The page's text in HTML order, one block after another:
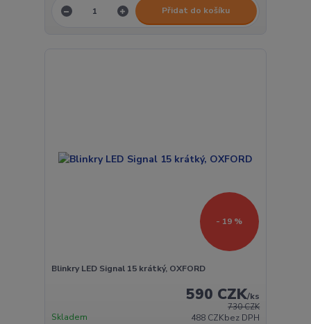
Přidat do košíku
- 19 %
Blinkry LED Signal 15 krátký, OXFORD
730 CZK
590 CZK/ks
488 CZKbez DPH
Skladem